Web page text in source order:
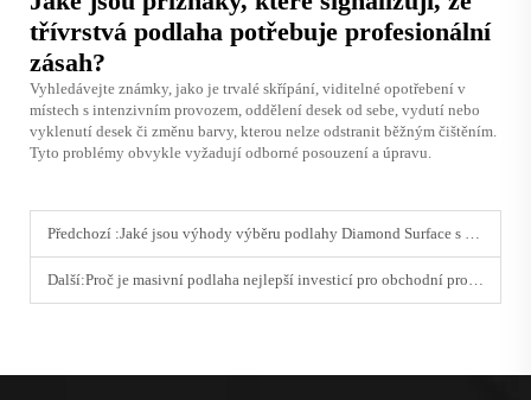
třívrstvá podlaha potřebuje profesionální
zásah?
Vyhledávejte známky, jako je trvalé skřípání, viditelné opotřebení v
místech s intenzivním provozem, oddělení desek od sebe, vydutí nebo
vyklenutí desek či změnu barvy, kterou nelze odstranit běžným čištěním.
Tyto problémy obvykle vyžadují odborné posouzení a úpravu.
Předchozí :Jaké jsou výhody výběru podlahy Diamond Surface s třívrstvou strukturou?
Další:Proč je masivní podlaha nejlepší investicí pro obchodní prostory?